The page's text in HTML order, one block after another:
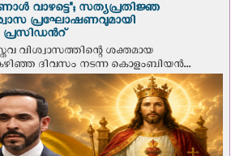
വാഴട്ടെ"; സത്യപ്രതിജ്ഞ
പ്രഘോഷണവുമായി
വിശ്വാസത്തിന്റെ ശക്തമായ
ദിവസം നടന്ന കൊളംബിയന്‍...